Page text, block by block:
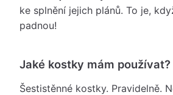
ke splnění jejich plánů. To je,
padnou!
Jaké kostky mám používat?
Šestistěnné kostky. Pravidelně.